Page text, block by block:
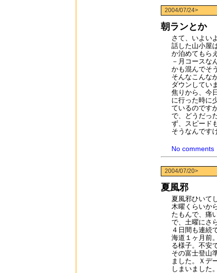
2004/07/24>
朝ランとか
さて、いよい
話した山小屋
か泊めてもら
－月コースな
かも混んでそ
そんなこんな
ダウンしてい
焦りから、今
に行った時に
ているのです
で、どうだっ
ず、スピード
そうなんです
No comments
2004/07/20>
夏風邪
夏風邪ひいて
木曜くらいか
たもんで、痛
で、土曜にさ
４日間も連続
海道１ヶ月前
る様子。不安
その富士登山
ました。Ｘデ
しまいました